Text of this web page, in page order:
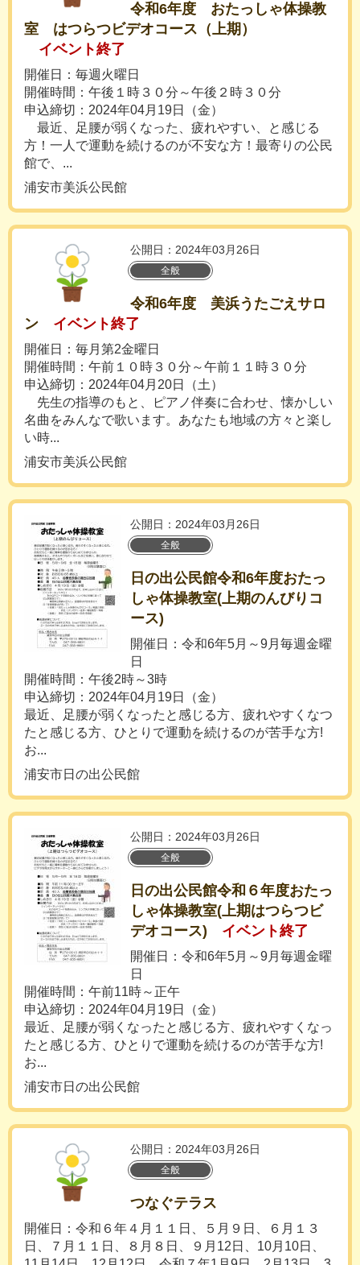
令和6年度 おたっしゃ体操教
室 はつらつビデオコース（上期）
イベント終了
開催日：毎週火曜日
開催時間：午後１時３０分～午後２時３０分
申込締切：2024年04月19日（金）
最近、足腰が弱くなった、疲れやすい、と感じる
方！一人で運動を続けるのが不安な方！最寄りの公民
館で、...
浦安市美浜公民館
公開日：2024年03月26日
全般
令和6年度 美浜うたごえサロ
ン
イベント終了
開催日：毎月第2金曜日
開催時間：午前１０時３０分～午前１１時３０分
申込締切：2024年04月20日（土）
先生の指導のもと、ピアノ伴奏に合わせ、懐かしい
名曲をみんなで歌います。あなたも地域の方々と楽し
い時...
浦安市美浜公民館
公開日：2024年03月26日
全般
日の出公民館令和6年度おたっ
しゃ体操教室(上期のんびりコ
ース)
開催日：令和6年5月～9月毎週金曜
日
開催時間：午後2時～3時
申込締切：2024年04月19日（金）
最近、足腰が弱くなったと感じる方、疲れやすくなつ
たと感じる方、ひとりで運動を続けるのが苦手な方!
お...
浦安市日の出公民館
公開日：2024年03月26日
全般
日の出公民館令和６年度おたっ
しゃ体操教室(上期はつらつビ
デオコース)
イベント終了
開催日：令和6年5月～9月毎週金曜
日
開催時間：午前11時～正午
申込締切：2024年04月19日（金）
最近、足腰が弱くなったと感じる方、疲れやすくなっ
たと感じる方、ひとりで運動を続けるのが苦手な方!
お...
浦安市日の出公民館
公開日：2024年03月26日
全般
つなぐテラス
開催日：令和６年４月１１日、５月９日、６月１３
日、７月１１日、８月８日、９月12日、10月10日、